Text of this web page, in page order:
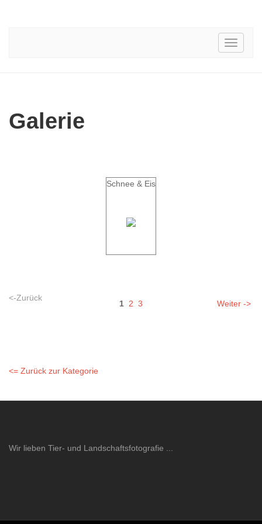
Toggle
Galerie
Schnee & Eis
<-Zurück
1 2 3 Weiter ->
<= Zurück zur Kategorie
Wir lieben Tier- und Landschaftsfotografie ...